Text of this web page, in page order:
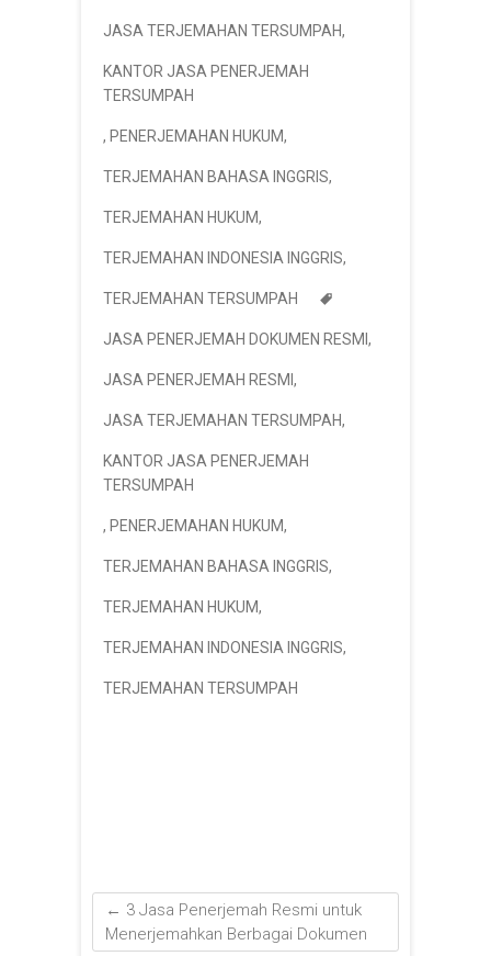
JASA TERJEMAHAN TERSUMPAH,
KANTOR JASA PENERJEMAH
TERSUMPAH
, PENERJEMAHAN HUKUM,
TERJEMAHAN BAHASA INGGRIS,
TERJEMAHAN HUKUM,
TERJEMAHAN INDONESIA INGGRIS,
TERJEMAHAN TERSUMPAH
JASA PENERJEMAH DOKUMEN RESMI ,
JASA PENERJEMAH RESMI ,
JASA TERJEMAHAN TERSUMPAH,
KANTOR JASA PENERJEMAH
TERSUMPAH
, PENERJEMAHAN HUKUM,
TERJEMAHAN BAHASA INGGRIS,
TERJEMAHAN HUKUM,
TERJEMAHAN INDONESIA INGGRIS,
TERJEMAHAN TERSUMPAH
← 3 Jasa Penerjemah Resmi untuk
Menerjemahkan Berbagai Dokumen